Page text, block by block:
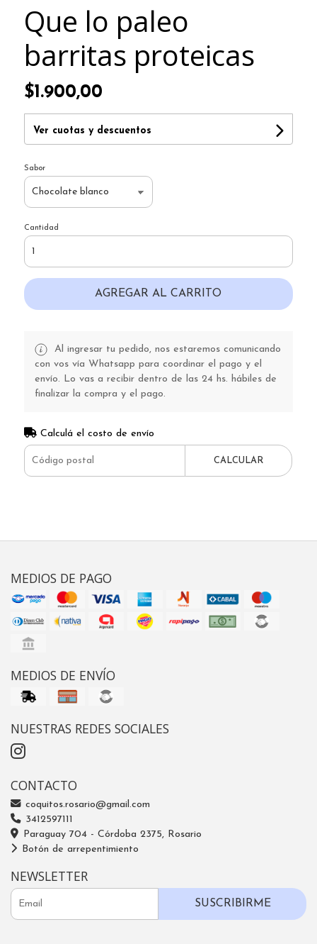
Que lo paleo
barritas proteicas
$1.900,00
Ver cuotas y descuentos
Sabor
Cantidad
AGREGAR AL CARRITO
Al ingresar tu pedido, nos estaremos comunicando
con vos vía Whatsapp para coordinar el pago y el
envío. Lo vas a recibir dentro de las 24 hs. hábiles de
finalizar la compra y el pago.
Calculá el costo de envío
CALCULAR
MEDIOS DE PAGO
MEDIOS DE ENVÍO
NUESTRAS REDES SOCIALES
CONTACTO
coquitos.rosario@gmail.com
3412597111
Paraguay 704 - Córdoba 2375, Rosario
Botón de arrepentimiento
NEWSLETTER
SUSCRIBIRME